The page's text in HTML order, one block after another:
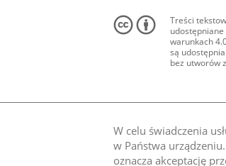
W celu świadczenia
w Państwa
oznacza akceptację
Treści
warunkach
są
bez utworów